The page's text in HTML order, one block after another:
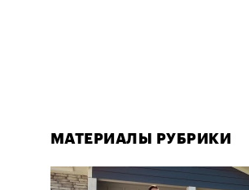
МАТЕРИАЛЫ РУБРИКИ